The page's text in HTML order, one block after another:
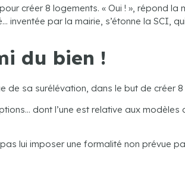
créer 8 logements. « Oui ! », répond
par la mairie, s’étonne la SCI,
du bien !
de sa surélévation, dans le but de créer
dont l’une est relative aux
lui imposer une formalité non prévue